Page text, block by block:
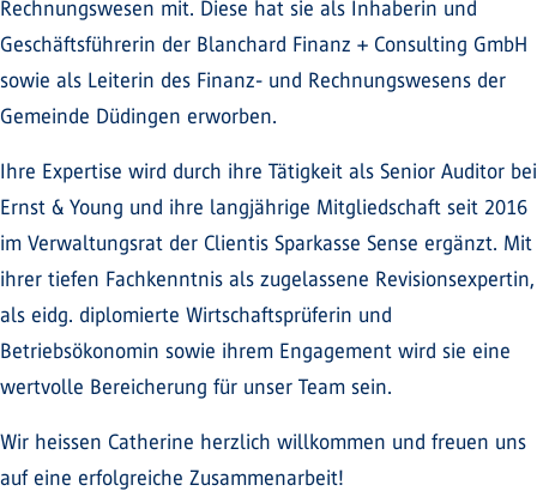
Rechnungswesen mit. Diese hat sie als Inhaberin und
Geschäftsführerin der Blanchard Finanz + Consulting GmbH
sowie als Leiterin des Finanz- und Rechnungswesens der
Gemeinde Düdingen erworben.
Ihre Expertise wird durch ihre Tätigkeit als Senior Auditor bei
Ernst & Young und ihre langjährige Mitgliedschaft seit 2016
im Verwaltungsrat der Clientis Sparkasse Sense ergänzt. Mit
ihrer tiefen Fachkenntnis als zugelassene Revisionsexpertin,
als eidg. diplomierte Wirtschaftsprüferin und
Betriebsökonomin sowie ihrem Engagement wird sie eine
wertvolle Bereicherung für unser Team sein.
Wir heissen Catherine herzlich willkommen und freuen uns
auf eine erfolgreiche Zusammenarbeit!